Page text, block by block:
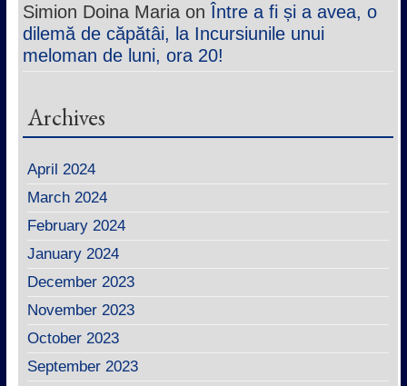
Simion Doina MariaonÎntre a fi și a avea, o
dilemă de căpătâi, la Incursiunile unui
meloman de luni, ora 20!
Archives
April 2024
March 2024
February 2024
January 2024
December 2023
November 2023
October 2023
September 2023